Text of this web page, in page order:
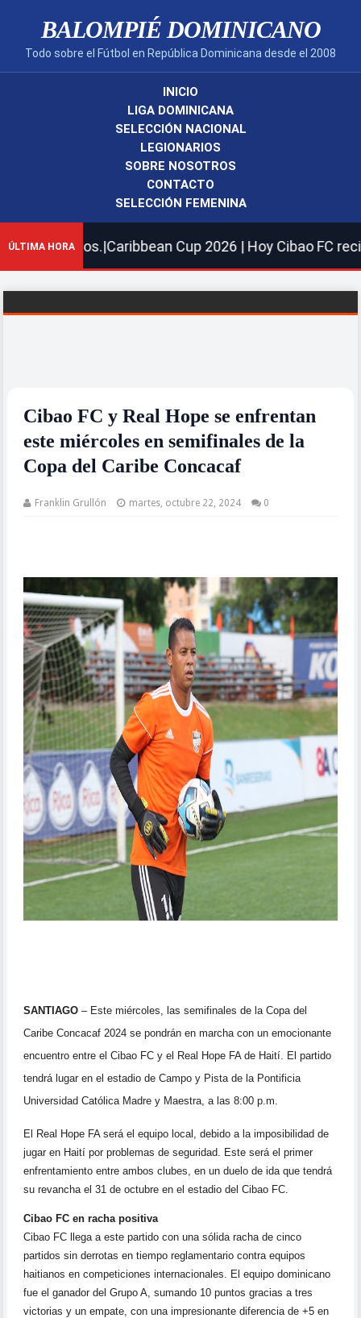
BALOMPIÉ DOMINICANO
Todo sobre el Fútbol en República Dominicana desde el 2008
INICIO
LIGA DOMINICANA
SELECCIÓN NACIONAL
LEGIONARIOS
SOBRE NOSOTROS
CONTACTO
SELECCIÓN FEMENINA
ÚLTIMA HORA Cup 2026 | Hoy Cibao FC recibe al
Cibao FC y Real Hope se enfrentan
este miércoles en semifinales de la
Copa del Caribe Concacaf
Franklin Grullón martes, octubre 22, 2024 0
SANTIAGO – Este miércoles, las semifinales de la Copa del
Caribe Concacaf 2024 se pondrán en marcha con un emocionante
encuentro entre el Cibao FC y el Real Hope FA de Haití. El partido
tendrá lugar en el estadio de Campo y Pista de la Pontificia
Universidad Católica Madre y Maestra, a las 8:00 p.m.
El Real Hope FA será el equipo local, debido a la imposibilidad de
jugar en Haití por problemas de seguridad. Este será el primer
enfrentamiento entre ambos clubes, en un duelo de ida que tendrá
su revancha el 31 de octubre en el estadio del Cibao FC.
Cibao FC en racha positiva
Cibao FC llega a este partido con una sólida racha de cinco
partidos sin derrotas en tiempo reglamentario contra equipos
haitianos en competiciones internacionales. El equipo dominicano
fue el ganador del Grupo A, sumando 10 puntos gracias a tres
victorias y un empate, con una impresionante diferencia de +5 en